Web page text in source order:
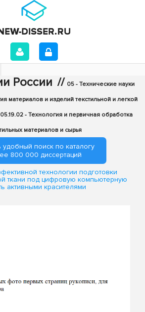
России // 05 - Технические науки
материалов и изделий текстильной и легкой
05.19.02 - Технология и первичная обработка
материалов и сырья
удобный поиск по каталогу
800 000 диссертаций
технологии подготовки
ткани под цифровую компьютерную
активными красителями